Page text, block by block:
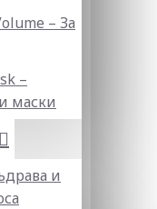
– За
–
маски
и